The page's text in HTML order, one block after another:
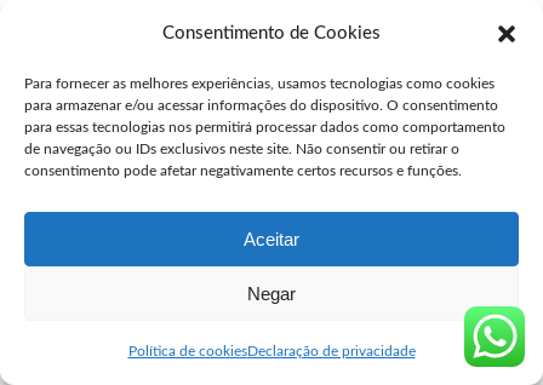
Consentimento de Cookies
Para fornecer as melhores experiências, usamos tecnologias como cookies
para armazenar e/ou acessar informações do dispositivo. O consentimento
para essas tecnologias nos permitirá processar dados como comportamento
de navegação ou IDs exclusivos neste site. Não consentir ou retirar o
consentimento pode afetar negativamente certos recursos e funções.
Aceitar
Negar
Política de cookiesDeclaração de privacidade